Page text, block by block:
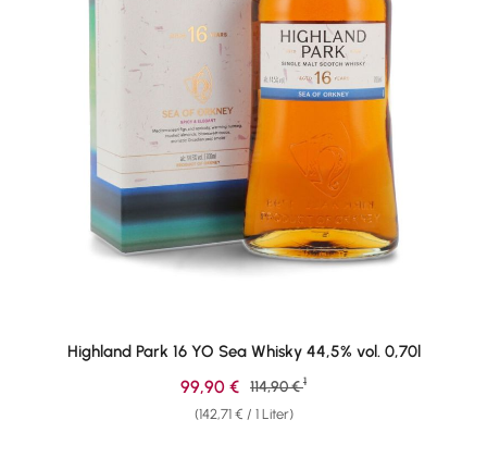
Highland Park 16 YO Sea Whisky 44,5% vol. 0,70l
(142,71 € / 1 Liter)
Verkaufspreis:
99,90 € Regulärer Preis:
114,90 € 1